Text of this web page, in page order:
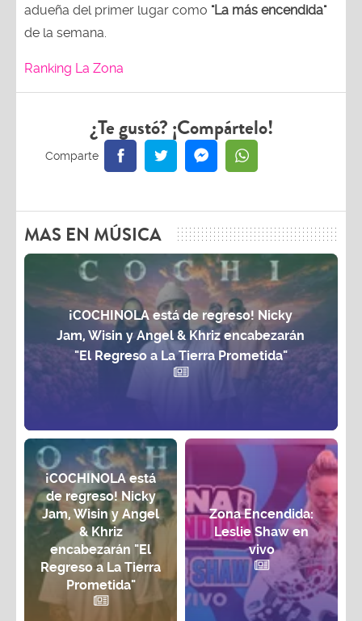
adueña del primer lugar como "La más encendida"
de la semana.
Ranking La Zona
¿Te gustó? ¡Compártelo!
MAS EN MÚSICA
¡COCHINOLA está de regreso! Nicky
Jam, Wisin y Angel & Khriz encabezarán
"El Regreso a La Tierra Prometida"
¡COCHINOLA está
de regreso! Nicky
Jam, Wisin y Angel
& Khriz
encabezarán "El
Regreso a La Tierra
Prometida"
Zona Encendida:
Leslie Shaw en
vivo